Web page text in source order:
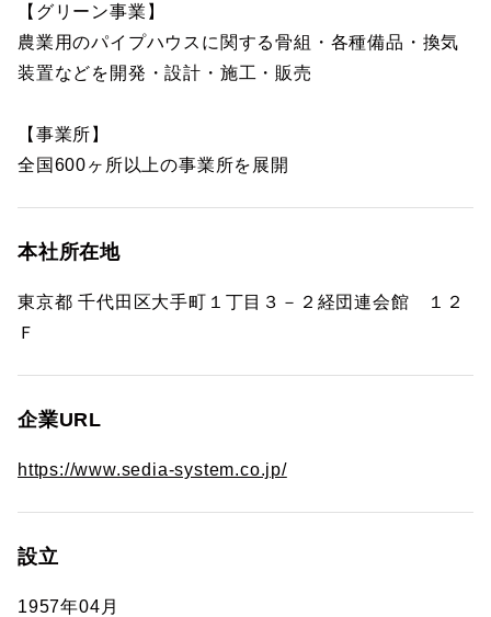
【グリーン事業】
農業用のパイプハウスに関する骨組・各種備品・換気
装置などを開発・設計・施工・販売
【事業所】
全国600ヶ所以上の事業所を展開
本社所在地
東京都 千代田区大手町１丁目３－２経団連会館 １２
Ｆ
企業URL
https://www.sedia-system.co.jp/
設立
1957年04月